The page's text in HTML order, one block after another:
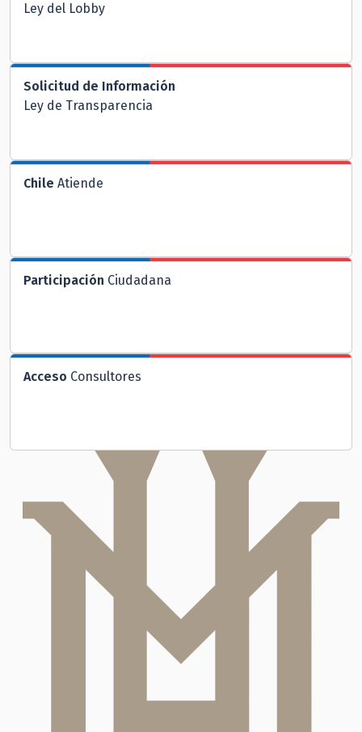
Ley del Lobby
Solicitud de Información
Ley de Transparencia
Chile Atiende
Participación Ciudadana
Acceso Consultores